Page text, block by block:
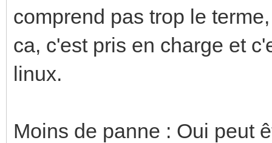
comprend pas trop le
ca, c'est pris en charge et
linux.
Moins de panne : Oui peut